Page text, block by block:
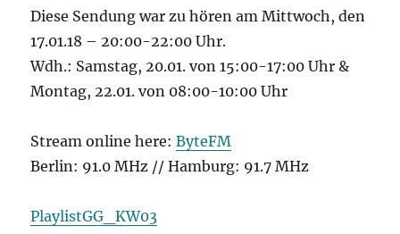
Diese Sendung war zu hören am Mittwoch, den
17.01.18 – 20:00-22:00 Uhr.
Wdh.: Samstag, 20.01. von 15:00-17:00 Uhr &
Montag, 22.01. von 08:00-10:00 Uhr
Stream online here:ByteFM
Berlin: 91.0 MHz // Hamburg: 91.7 MHz
PlaylistGG_KW03